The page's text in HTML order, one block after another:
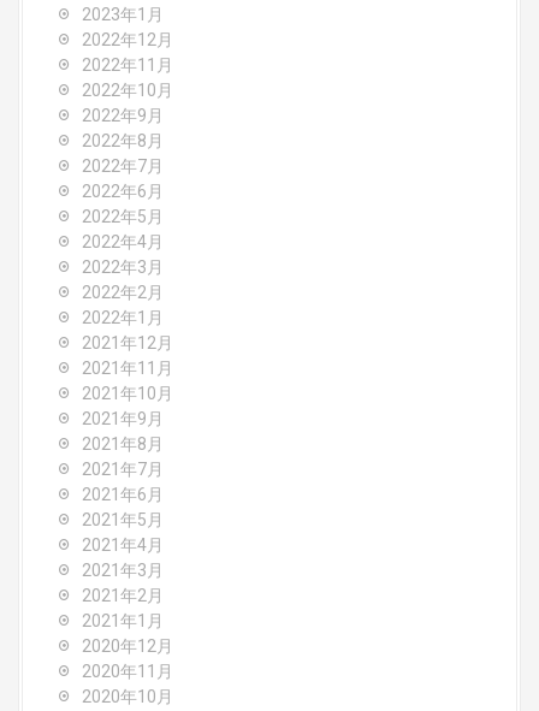
2023年1月
2022年12月
2022年11月
2022年10月
2022年9月
2022年8月
2022年7月
2022年6月
2022年5月
2022年4月
2022年3月
2022年2月
2022年1月
2021年12月
2021年11月
2021年10月
2021年9月
2021年8月
2021年7月
2021年6月
2021年5月
2021年4月
2021年3月
2021年2月
2021年1月
2020年12月
2020年11月
2020年10月